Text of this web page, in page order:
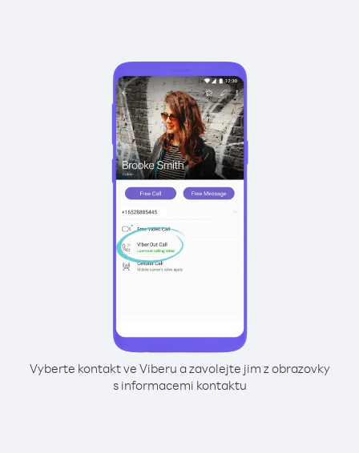
Vyberte kontakt ve Viberu a zavolejte jim z obrazovky
s informacemi kontaktu